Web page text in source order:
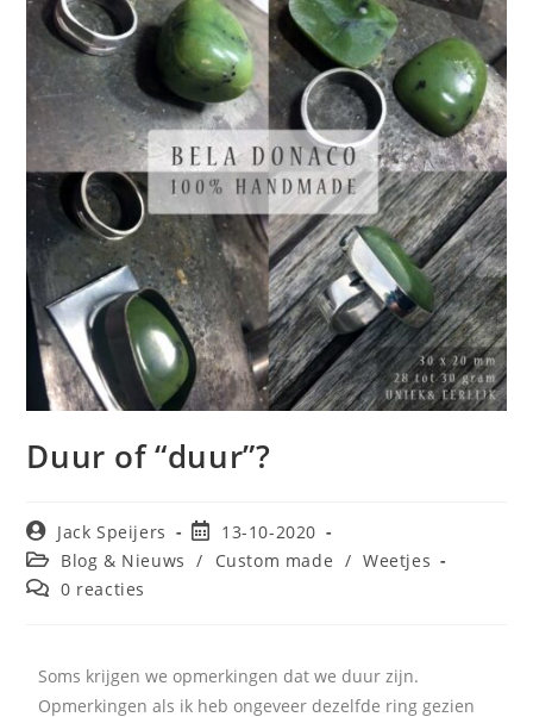
Duur of “duur”?
Jack Speijers
13-10-2020
Blog & Nieuws
/ Custom made / Weetjes
0 reacties
Soms krijgen we opmerkingen dat we duur zijn.
Opmerkingen als ik heb ongeveer dezelfde ring gezien